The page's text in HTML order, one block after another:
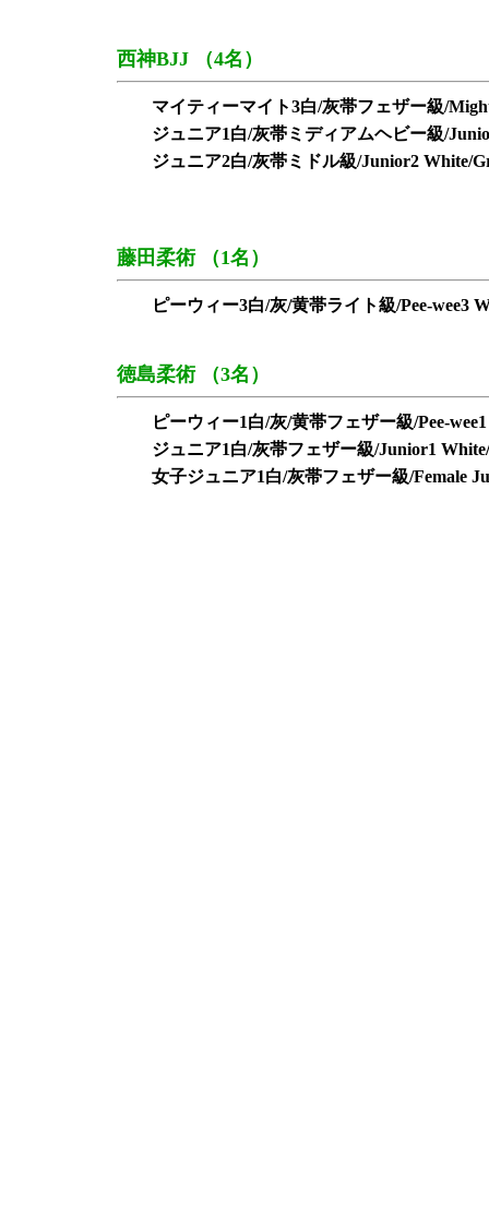
西神BJJ （4名）
マイティーマイト3白/灰帯フェザー級/
ジュニア1白/灰帯ミディアムヘビー級/
ジュニア2白/灰帯ミドル級/Junior2 White/
藤田柔術 （1名）
ピーウィー3白/灰/黄帯ライト級/Pee-wee3
徳島柔術 （3名）
ピーウィー1白/灰/黄帯フェザー級/Pee-wee1
ジュニア1白/灰帯フェザー級/Junior1 White/
女子ジュニア1白/灰帯フェザー級/Female